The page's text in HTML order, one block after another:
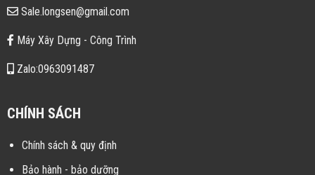
Sale.longsen@gmail.com
Máy Xây Dựng - Công Trình
Zalo:0963091487
CHÍNH SÁCH
Chính sách & quy định
Bảo hành - bảo dưỡng